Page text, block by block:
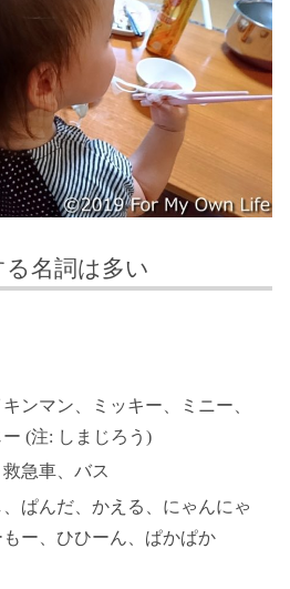
名詞は多い
ンマン、ミッキー、ミニー、
(注: しまじろう)
急車、バス
ぱんだ、かえる、にゃんにゃ
ー、ひひーん、ぱかぱか